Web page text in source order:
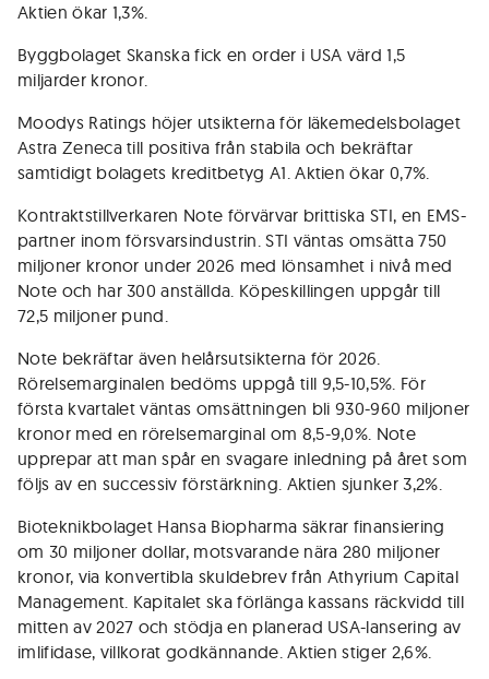
Aktien ökar 1,3%.
Byggbolaget Skanska fick en order i USA värd 1,5
miljarder kronor.
Moodys Ratings höjer utsikterna för läkemedelsbolaget
Astra Zeneca till positiva från stabila och bekräftar
samtidigt bolagets kreditbetyg A1. Aktien ökar 0,7%.
Kontraktstillverkaren Note förvärvar brittiska STI, en EMS-
partner inom försvarsindustrin. STI väntas omsätta 750
miljoner kronor under 2026 med lönsamhet i nivå med
Note och har 300 anställda. Köpeskillingen uppgår till
72,5 miljoner pund.
Note bekräftar även helårsutsikterna för 2026.
Rörelsemarginalen bedöms uppgå till 9,5-10,5%. För
första kvartalet väntas omsättningen bli 930-960 miljoner
kronor med en rörelsemarginal om 8,5-9,0%. Note
upprepar att man spår en svagare inledning på året som
följs av en successiv förstärkning. Aktien sjunker 3,2%.
Bioteknikbolaget Hansa Biopharma säkrar finansiering
om 30 miljoner dollar, motsvarande nära 280 miljoner
kronor, via konvertibla skuldebrev från Athyrium Capital
Management. Kapitalet ska förlänga kassans räckvidd till
mitten av 2027 och stödja en planerad USA-lansering av
imlifidase, villkorat godkännande. Aktien stiger 2,6%.